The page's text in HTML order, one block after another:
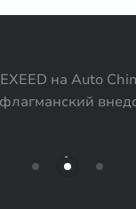
на Auto China